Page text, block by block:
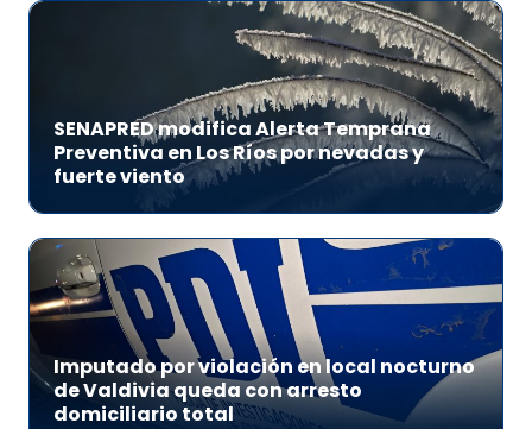
SENAPRED modifica Alerta Temprana
Preventiva en Los Ríos por nevadas y
fuerte viento
Imputado por violación en local nocturno
de Valdivia queda con arresto
domiciliario total